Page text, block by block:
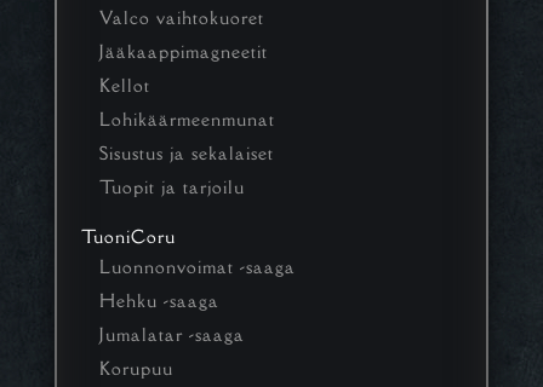
Valco vaihtokuoret
Jääkaappimagneetit
Kellot
Lohikäärmeenmunat
Sisustus ja sekalaiset
Tuopit ja tarjoilu
TuoniCoru
Luonnonvoimat -saaga
Hehku -saaga
Jumalatar -saaga
Korupuu